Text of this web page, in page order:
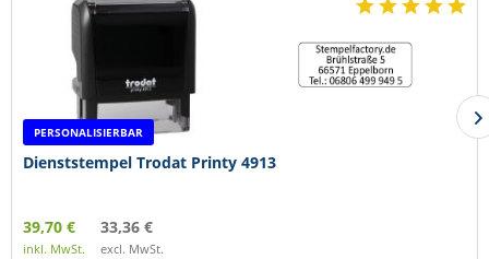
PERSONALISIERBAR
Dienststempel Trodat Printy 4913
39,70 €
inkl. MwSt.
33,36 €
excl. MwSt.